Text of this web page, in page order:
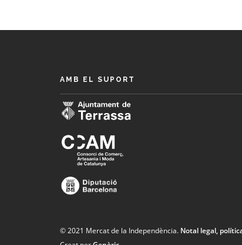
AMB EL SUPORT
© 2021 Mercat de la Independència. Notal legal,